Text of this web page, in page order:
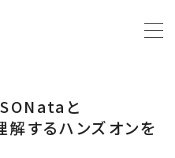
と
するハンズオンを